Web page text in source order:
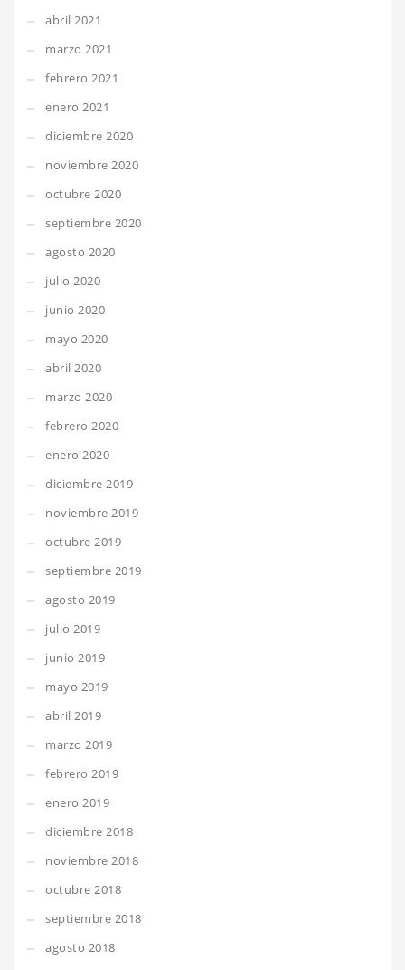
abril 2021
marzo 2021
febrero 2021
enero 2021
diciembre 2020
noviembre 2020
octubre 2020
septiembre 2020
agosto 2020
julio 2020
junio 2020
mayo 2020
abril 2020
marzo 2020
febrero 2020
enero 2020
diciembre 2019
noviembre 2019
octubre 2019
septiembre 2019
agosto 2019
julio 2019
junio 2019
mayo 2019
abril 2019
marzo 2019
febrero 2019
enero 2019
diciembre 2018
noviembre 2018
octubre 2018
septiembre 2018
agosto 2018